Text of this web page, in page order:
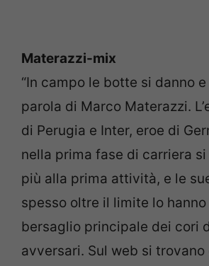
Materazzi-mix
“In campo le botte si danno e
parola di Marco Materazzi.
di Perugia e Inter, eroe di
nella prima fase di carriera
più alla prima attività, e le
spesso oltre il limite lo hanno
bersaglio principale dei cori
avversari. Sul web si trovano